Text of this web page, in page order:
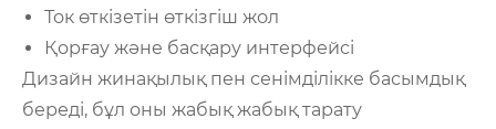
Ток өткізетін өткізгіш жол
Қорғау және басқару интерфейсі
Дизайн жинақылық пен сенімділікке басымдық
береді, бұл оны жабық жабық тарату